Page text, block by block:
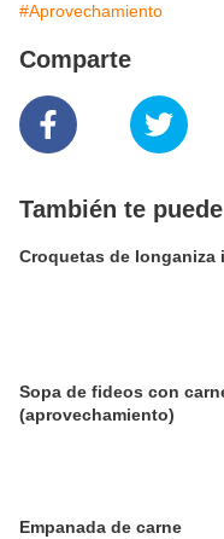
#Aprovechamiento
Comparte
También te
Croquetas de longaniza
Sopa de fideos con
(aprovechamiento)
Empanada de carne